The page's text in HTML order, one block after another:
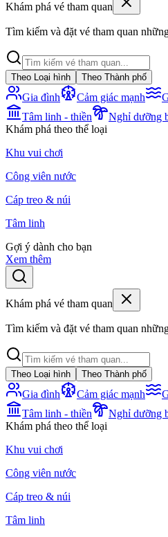
Khám phá vé tham quan
Tìm kiếm và đặt vé tham quan
Theo Loại hình Theo Thành phố
Gia đình Cảm giác mạnh
Tâm linh - thiền
Nghỉ dưỡng
Khám phá theo thể loại
Khu vui chơi
Công viên nước
Cáp treo & núi
Tâm linh
Gợi ý dành cho bạn
Xem thêm
Khám phá vé tham quan
Tìm kiếm và đặt vé tham quan
Theo Loại hình Theo Thành phố
Gia đình Cảm giác mạnh
Tâm linh - thiền
Nghỉ dưỡng
Khám phá theo thể loại
Khu vui chơi
Công viên nước
Cáp treo & núi
Tâm linh